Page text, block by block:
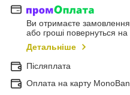
Ви отримаєте замовлення
або гроші повернуться на
Детальніше
Післяплата
Оплата на карту